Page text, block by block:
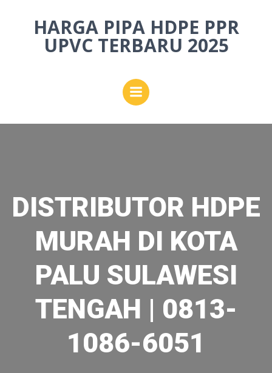
to
content
HARGA PIPA HDPE PPR
UPVC TERBARU 2025
DISTRIBUTOR HDPE
MURAH DI KOTA
PALU SULAWESI
TENGAH | 0813-
1086-6051